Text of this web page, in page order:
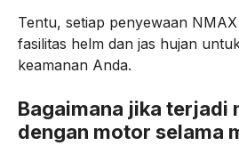
Tentu, setiap penyewaan
fasilitas helm dan jas hujan
keamanan Anda.
Bagaimana jika terjadi
dengan motor selama